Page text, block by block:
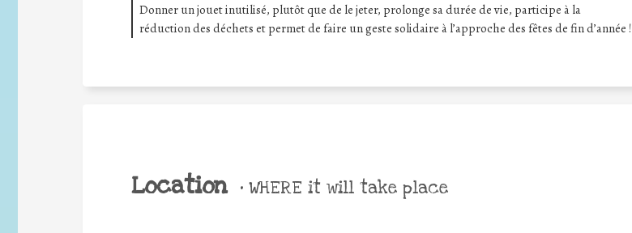
Donner un jouet inutilisé, plutôt que de le jeter, prolonge sa durée de vie, participe à la
réduction des déchets et permet de faire un geste solidaire à l’approche des fêtes de fin d’année !
Location • WHERE it will take place